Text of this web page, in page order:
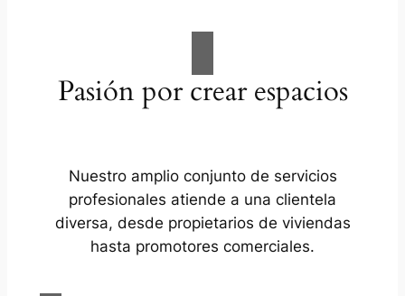
Pasión por crear espacios
Nuestro amplio conjunto de servicios
profesionales atiende a una clientela
diversa, desde propietarios de viviendas
hasta promotores comerciales.